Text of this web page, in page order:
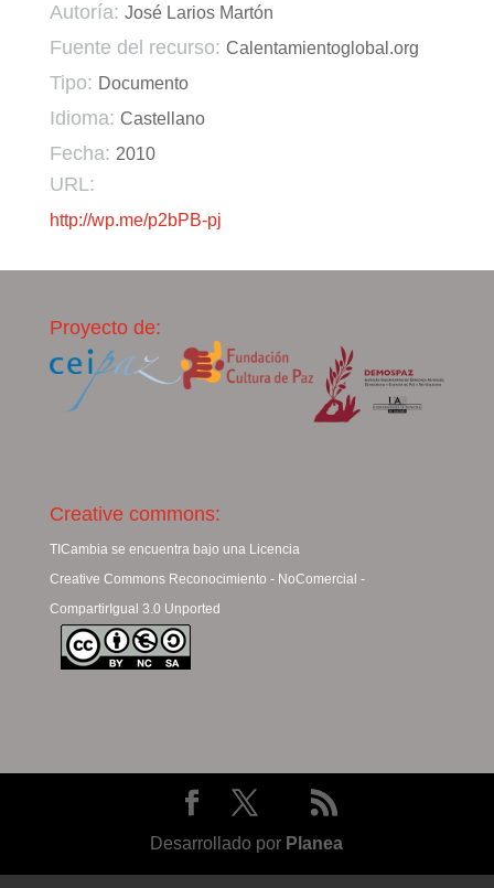
Autoría: José Larios Martón
Fuente del recurso: Calentamientoglobal.org
Tipo: Documento
Idioma: Castellano
Fecha: 2010
URL:
http://wp.me/p2bPB-pj
Proyecto de:
Creative commons:
TICambia se encuentra bajo una Licencia
Creative Commons Reconocimiento - NoComercial -
CompartirIgual 3.0 Unported
Desarrollado por Planea